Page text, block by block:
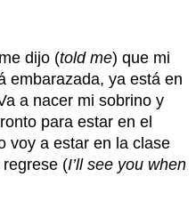
dijo (told me) que mi
embarazada, ya está en
a nacer mi sobrino y
para estar en el
voy a estar en la clase
(I’ll see you when